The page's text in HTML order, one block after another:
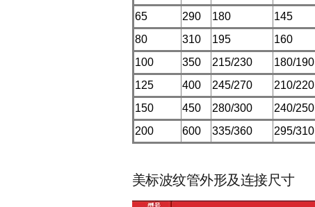
65
290 180 145
80
310 195 160
100
350 215/230 180/190
125
400 245/270 210/220
150
450 280/300 240/250
200
600 335/360 295/310
美标波纹管外形及连接尺寸